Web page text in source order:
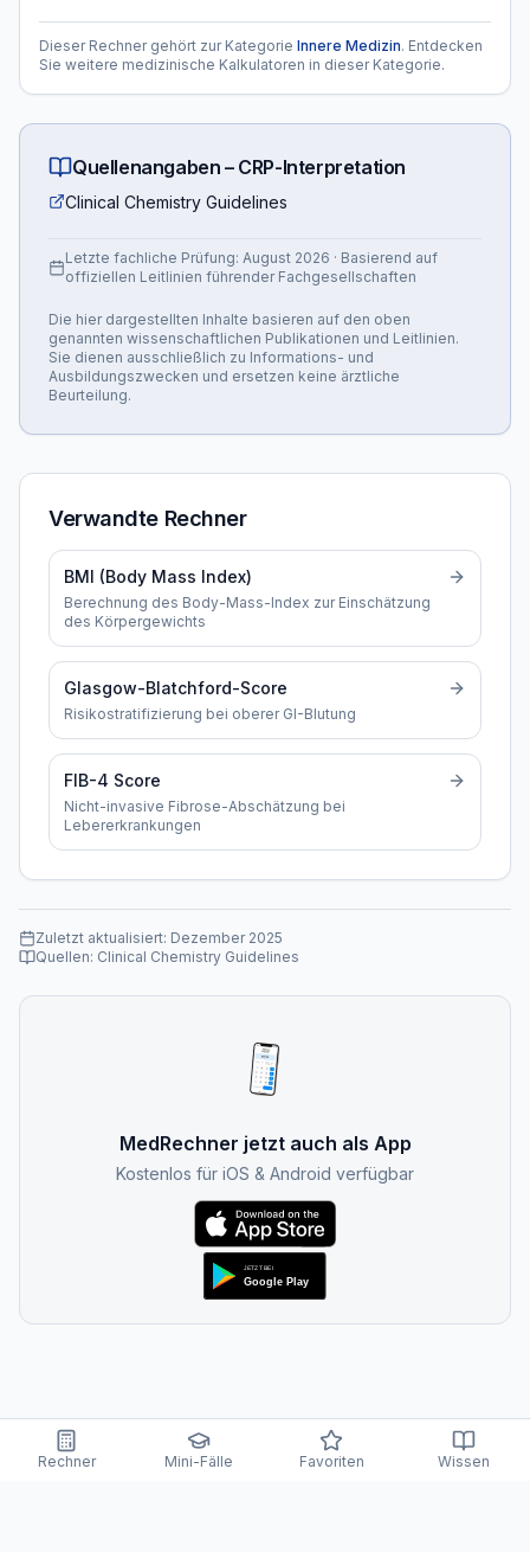
Dieser Rechner gehört zur Kategorie Innere Medizin. Entdecken
Sie weitere medizinische Kalkulatoren in dieser Kategorie.
Quellenangaben – CRP-Interpretation
Clinical Chemistry Guidelines
Letzte fachliche Prüfung: August 2026 · Basierend auf
offiziellen Leitlinien führender Fachgesellschaften
Die hier dargestellten Inhalte basieren auf den oben
genannten wissenschaftlichen Publikationen und Leitlinien.
Sie dienen ausschließlich zu Informations- und
Ausbildungszwecken und ersetzen keine ärztliche
Beurteilung.
Verwandte Rechner
BMI (Body Mass Index)
Berechnung des Body-Mass-Index zur Einschätzung
des Körpergewichts
Glasgow-Blatchford-Score
Risikostratifizierung bei oberer GI-Blutung
FIB-4 Score
Nicht-invasive Fibrose-Abschätzung bei
Lebererkrankungen
Zuletzt aktualisiert: Dezember 2025
Quellen: Clinical Chemistry Guidelines
MedRechner jetzt auch als App
Kostenlos für iOS & Android verfügbar
Rechner Mini-Fälle Favoriten Wissen